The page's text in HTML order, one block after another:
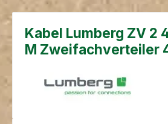
Kabel Lumberg ZV 2
M Zweifachverteiler